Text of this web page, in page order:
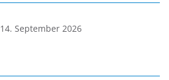
14. September 2026